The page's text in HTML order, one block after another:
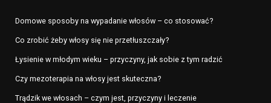
Domowe sposoby na wypadanie włosów – co stosować?
Co zrobić żeby włosy się nie przetłuszczały?
Łysienie w młodym wieku – przyczyny, jak sobie z tym radzić
Czy mezoterapia na włosy jest skuteczna?
Trądzik we włosach – czym jest, przyczyny i leczenie